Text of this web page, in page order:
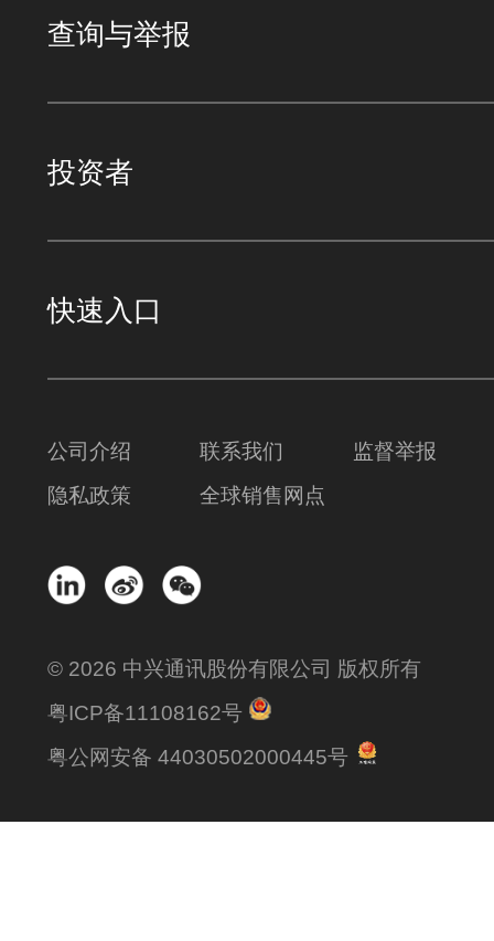
查询与举报
投资者
快速入口
公司介绍 联系我们
监督举报
隐私政策
全球销售网点
© 2026 中兴通讯股份有限公司 版权所有
粤ICP备11108162号
粤公网安备 44030502000445号